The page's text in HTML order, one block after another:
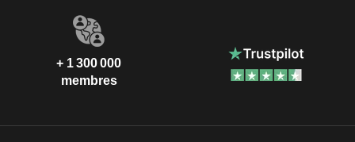
+ 1 300 000
membres